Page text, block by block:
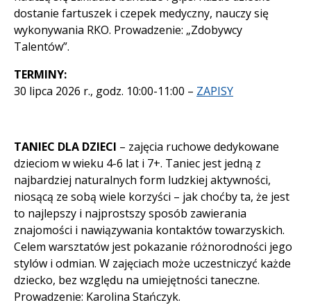
dostanie fartuszek i czepek medyczny, nauczy się
wykonywania RKO. Prowadzenie: „Zdobywcy
Talentów”.
TERMINY:
30 lipca 2026 r., godz. 10:00-11:00 – ZAPISY
TANIEC DLA DZIECI – zajęcia ruchowe dedykowane
dzieciom w wieku 4-6 lat i 7+. Taniec jest jedną z
najbardziej naturalnych form ludzkiej aktywności,
niosącą ze sobą wiele korzyści – jak choćby ta, że jest
to najlepszy i najprostszy sposób zawierania
znajomości i nawiązywania kontaktów towarzyskich.
Celem warsztatów jest pokazanie różnorodności jego
stylów i odmian. W zajęciach może uczestniczyć każde
dziecko, bez względu na umiejętności taneczne.
Prowadzenie: Karolina Stańczyk.